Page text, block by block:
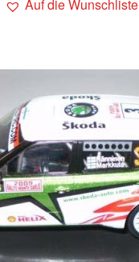
Auf die Wunschliste